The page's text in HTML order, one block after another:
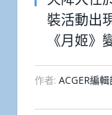
裝活動出
《月姬》
作者: ACGER編輯